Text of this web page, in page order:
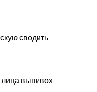
сводить
лица выпивох